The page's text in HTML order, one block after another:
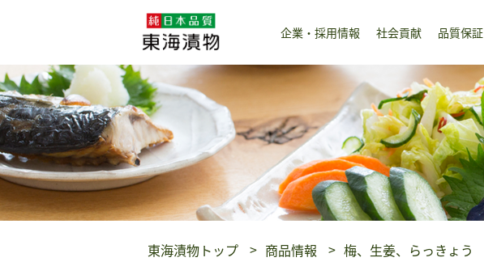
企業・採用情報 社会貢献 品質保証
東海漬物トップ 商品情報 梅、生姜、らっきょう